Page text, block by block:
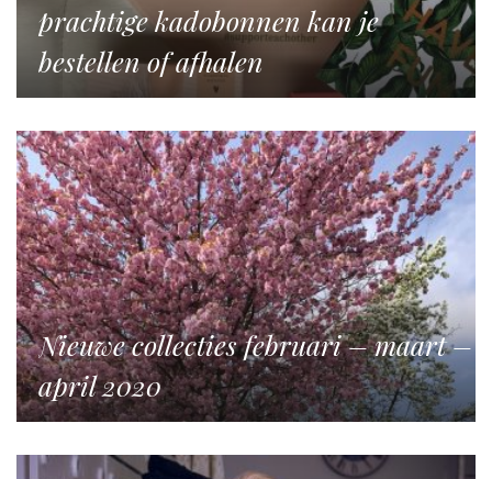
prachtige kadobonnen kan je
bestellen of afhalen
Nieuwe collecties februari – maart –
april 2020